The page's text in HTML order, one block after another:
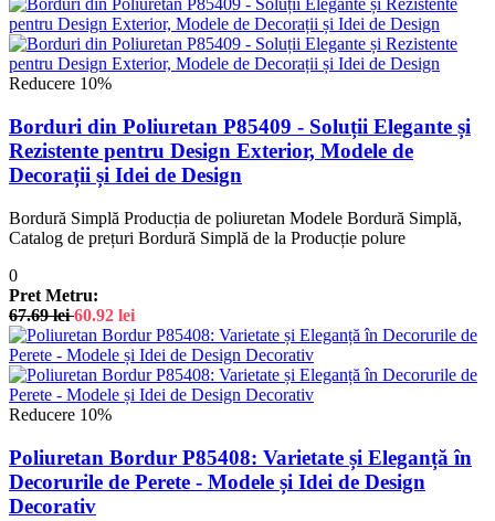
Reducere 10%
Borduri din Poliuretan P85409 - Soluții Elegante și
Rezistente pentru Design Exterior, Modele de
Decorații și Idei de Design
Bordură Simplă Producția de poliuretan Modele Bordură Simplă,
Catalog de prețuri Bordură Simplă de la Producție polure
0
Pret Metru:
67.69lei 60.92 lei
Reducere 10%
Poliuretan Bordur P85408: Varietate și Eleganță în
Decorurile de Perete - Modele și Idei de Design
Decorativ